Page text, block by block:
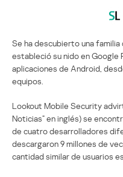
Se ha descubierto una
estableció su nido en Google
aplicaciones de Android,
equipos.
Lookout Mobile Security
Noticias” en inglés) se
de cuatro desarrolladores
descargaron 9 millones de
cantidad similar de usuarios